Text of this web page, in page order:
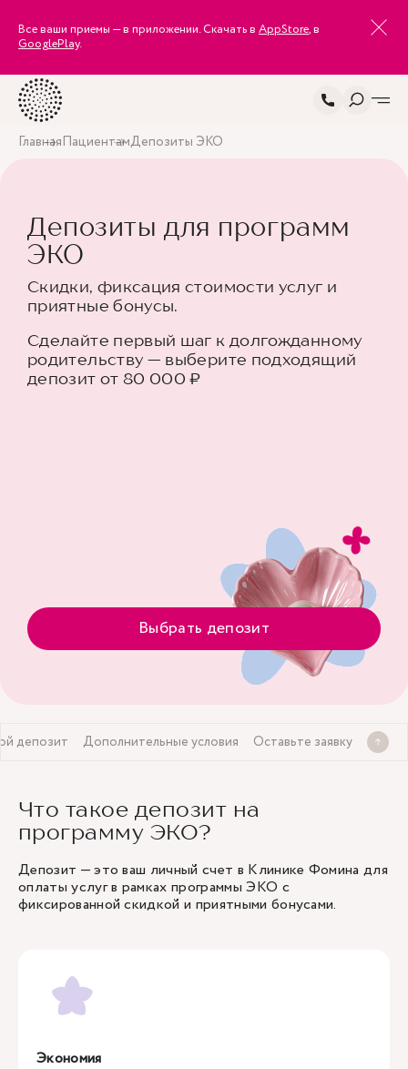
Все ваши приемы — в приложении. Скачать в AppStore, в
GooglePlay.
ГлавнаяПациентамДепозиты ЭКО
Депозиты для программ
ЭКО
Скидки, фиксация стоимости услуг и
приятные бонусы.
Сделайте первый шаг к долгожданному
родительству — выберите подходящий
депозит от 80 000 ₽
Выбрать депозит
депозит Дополнительные условия Оставьте заявку
Что такое депозит на
программу ЭКО?
Депозит — это ваш личный счет в Клинике Фомина для
оплаты услуг в рамках программы ЭКО с
фиксированной скидкой и приятными бонусами.
Экономия